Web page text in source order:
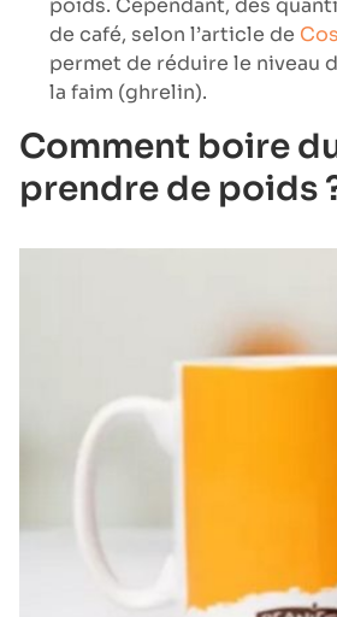
de café, selon l’article de
permet de réduire le niveau
la faim (ghrelin).
Comment boire
prendre de poids